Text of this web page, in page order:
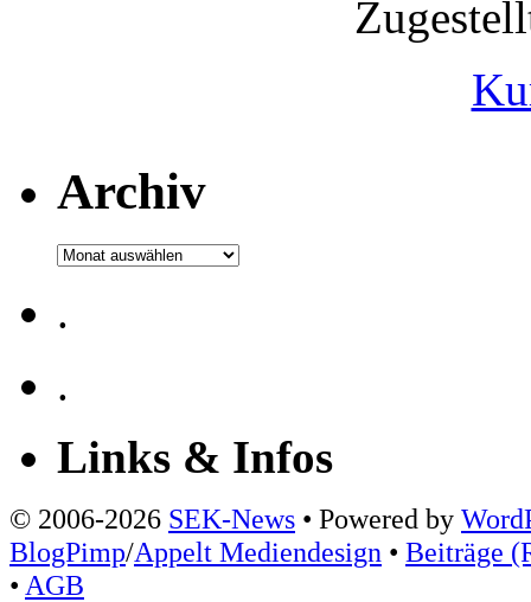
Archiv
Archiv
.
.
Links & Infos
© 2006-2026 SEK-News • Powered by
BlogPimp/Appelt Mediendesign • Beiträge
• AGB